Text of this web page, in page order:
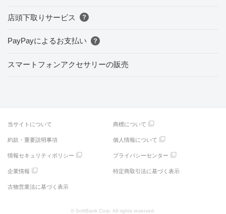
店頭下取りサービス
PayPayによるお支払い
スマートフォンアクセサリーの販売
当サイトについて 商標について
約款・重要説明事項 個人情報について
情報セキュリティポリシー プライバシーセンター
企業情報 特定商取引法に基づく表示
古物営業法に基づく表示
© SoftBank Corp. All rights reserved.